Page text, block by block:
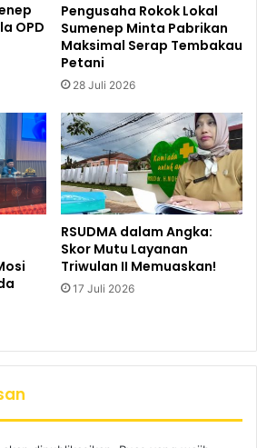
OPD
Pengusaha Rokok Lokal
Sumenep Minta Pabrikan
Maksimal Serap Tembakau
Petani
28 Juli 2026
RSUDMA dalam Angka:
Skor Mutu Layanan
Triwulan II Memuaskan!
17 Juli 2026